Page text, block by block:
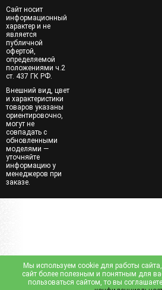
Сайт носит
информационный
характер и не
является
публичной
офертой,
определяемой
положениями ч.2
ст. 437 ГК РФ.
Внешний вид, цвет
и характеристики
товаров указаны
ориентировочно,
могут не
совпадать с
обновленными
моделями —
уточняйте
информацию у
менеджеров при
заказе.
Мы используем cookie для работы
сайт более полезным и понятным для
пользоваться сайтом, то вы